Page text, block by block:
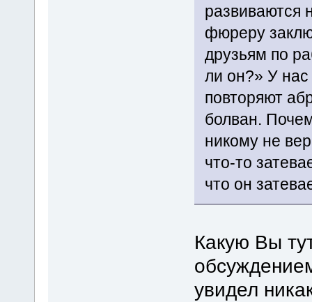
развиваются
фюреру
друзьям по
ли он?» У нас
повторяют
болван.
никому не
что-то
что он
Какую Вы
увидел